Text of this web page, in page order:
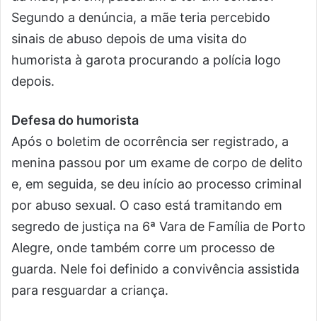
Segundo a denúncia, a mãe teria percebido
sinais de abuso depois de uma visita do
humorista à garota procurando a polícia logo
depois.
Defesa do humorista
Após o boletim de ocorrência ser registrado, a
menina passou por um exame de corpo de delito
e, em seguida, se deu início ao processo criminal
por abuso sexual. O caso está tramitando em
segredo de justiça na 6ª Vara de Família de Porto
Alegre, onde também corre um processo de
guarda. Nele foi definido a convivência assistida
para resguardar a criança.